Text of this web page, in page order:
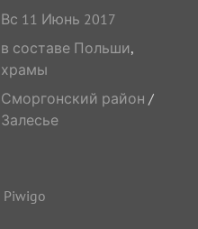
Вс 11 Июнь 2017
в составе Польши,
храмы
Сморгонский район /
Залесье
Piwigo